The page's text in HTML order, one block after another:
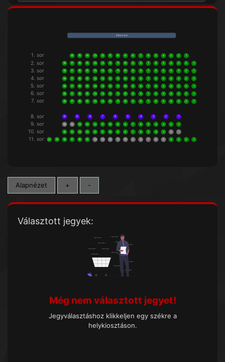
V á s z o n
1. sor 16 15 14 13 12 11 10 9 8 7 6 5 4 3 2 1
2. sor 18 17 16 15 14 13 12 11 10 9 8 7 6 5 4 3 2 1
3. sor 18 17 16 15 14 13 12 11 10 9 8 7 6 5 4 3 2 1
4. sor 18 17 16 15 14 13 12 11 10 9 8 7 6 5 4 3 2 1
5. sor 18 17 16 15 14 13 12 11 10 9 8 7 6 5 4 3 2 1
6. sor 18 17 16 15 14 13 12 11 10 9 8 7 6 5 4 3 2 1
7. sor 18 17 16 15 14 13 12 11 10 9 8 7 6 5 4 3 2 1
8. sor 10 9 8 7 6 5 4 3 2 1
9. sor 16 15 14 13 12 11 10 9 8 7 6 5 4 3 2 1
10. sor 16 15 14 13 12 11 10 9 8 7 6 5 4 3 2 1
11. sor 20 19 18 17 16 15 14 13 12 11 10 9 8 7 6 5 4 3 2 1
Alapnézet + -
Választott jegyek:
Még nem választott jegyet!
Jegyválasztáshoz klikkeljen egy székre a
helykiosztáson.